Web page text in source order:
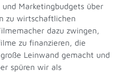
Marketingbudgets über
zu wirtschaftlichen
dazu zwingen,
zu finanzieren, die
Leinwand gemacht und
spüren wir als